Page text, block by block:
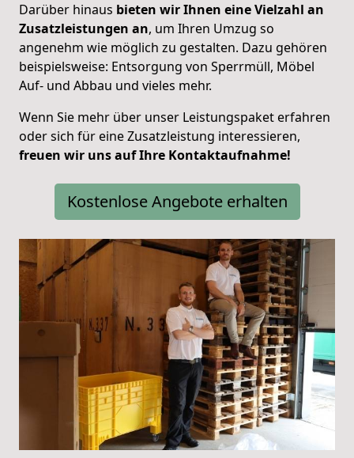
Darüber hinaus bieten wir Ihnen eine Vielzahl an
Zusatzleistungen an, um Ihren Umzug so
angenehm wie möglich zu gestalten. Dazu gehören
beispielsweise: Entsorgung von Sperrmüll, Möbel
Auf- und Abbau und vieles mehr.
Wenn Sie mehr über unser Leistungspaket erfahren
oder sich für eine Zusatzleistung interessieren,
freuen wir uns auf Ihre Kontaktaufnahme!
Kostenlose Angebote erhalten